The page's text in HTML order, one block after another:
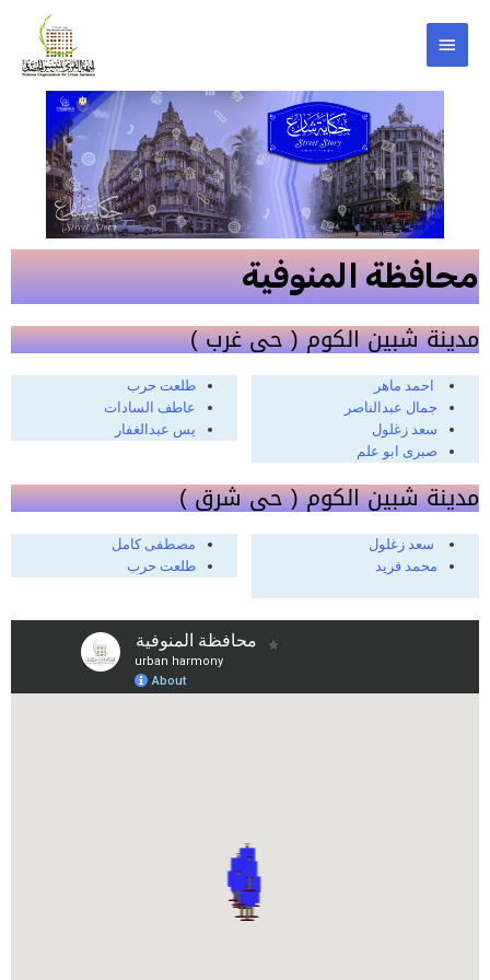
محافظة المنوفية
مدينة شبين الكوم ( حى غرب )
احمد ماهر
جمال عبدالناصر
سعد زغلول
صبرى ابو علم
طلعت حرب
عاطف السادات
يس عبدالغفار
مدينة شبين الكوم ( حى شرق )
سعد زغلول
محمد فريد
مصطفى كامل
طلعت حرب